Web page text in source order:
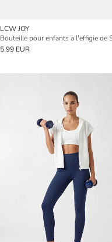
LCW JOY
5.99 EUR